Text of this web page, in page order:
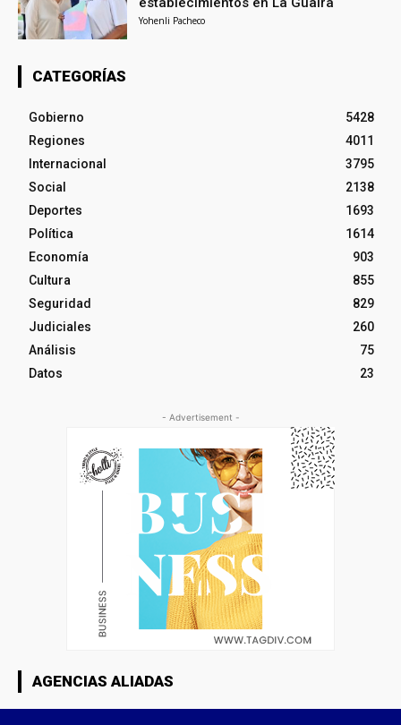
Yohenli Pacheco
CATEGORÍAS
Gobierno
5428
Regiones
4011
Internacional
3795
Social
2138
Deportes
1693
Política
1614
Economía
903
Cultura
855
Seguridad
829
Judiciales
260
Análisis
75
Datos
23
- Advertisement -
AGENCIAS ALIADAS